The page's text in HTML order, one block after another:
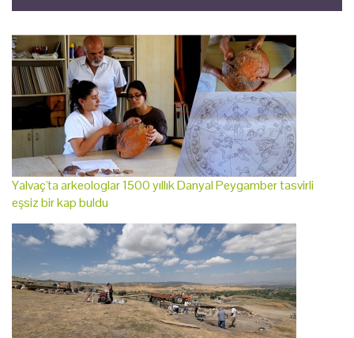
Yalvaç'ta arkeologlar 1500 yıllık Danyal Peygamber tasvirli
eşsiz bir kap buldu